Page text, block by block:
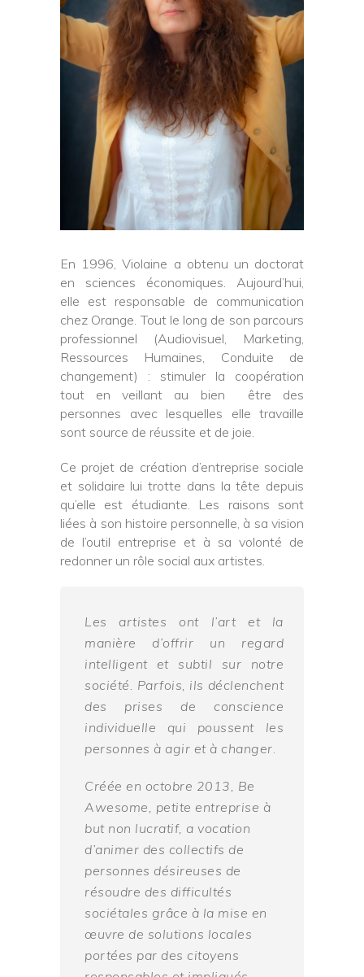
En 1996, Violaine a obtenu un doctorat
en sciences économiques. Aujourd’hui,
elle est responsable de communication
chez Orange. Tout le long de son parcours
professionnel (Audiovisuel, Marketing,
Ressources Humaines, Conduite de
changement) : stimuler la coopération
tout en veillant au bien être des
personnes avec lesquelles elle travaille
sont source de réussite et de joie.
Ce projet de création d’entreprise sociale
et solidaire lui trotte dans la tête depuis
qu’elle est étudiante. Les raisons sont
liées à son histoire personnelle, à sa vision
de l’outil entreprise et à sa volonté de
redonner un rôle social aux artistes.
Les artistes ont l’art et la
manière d’offrir un regard
intelligent et subtil sur notre
société. Parfois, ils déclenchent
des prises de conscience
individuelle qui poussent les
personnes à agir et à changer
Créée en octobre 2013, Be
Awesome, petite entreprise à
but non lucratif, a vocation
d’animer des collectifs de
personnes désireuses de
résoudre des difficultés
sociétales grâce à la mise en
œuvre de solutions locales
portées par des citoyens